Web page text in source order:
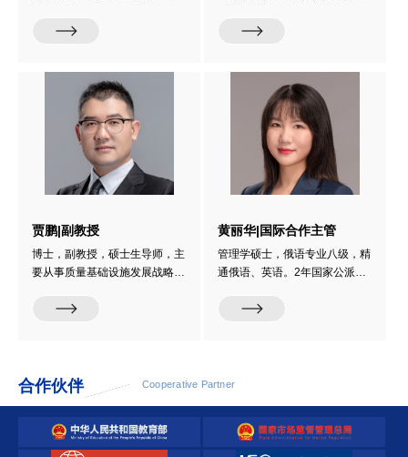
二十五年商检、检验检疫、海关
证、实验室认可等行业工作经
验；熟悉国际、国内消费品质量
安全监管和检测实验室质量保证
体系并创建玩具儿童用品国家级
检测专业实验室。获国务院政府
特殊津贴（2019）。...
技部、省部级重大科研项目，参
与制修订国家标准5项，参编行
业专著1部，为领域技术规范化
与标准化建设提供实践支撑。获
广东省仪器仪表中级工程师职
称，并持有检验检测资质认定
（CMA）内审员资格证书、国
防计量技术规范培训证书等
贾鹏|副教授
博士，副教授，硕士生导师，主
要从事质量基础设施发展战略、
剂研发及其标准化等研究。201
于深圳出入境检验检疫局，从事
进出境动物及其产品检验检疫。
关，从事新型冠状病毒和动物传
染病检测及实验室认证认可...
黄丽华|国际合作主管
管理学硕士，俄语专业八级，精
通俄语、英语。2年国家公派留
年国际标准化工作经验。曾负责
外标准制修订流程，特别是欧洲
点研发计划‘国家质量基础的共
性技术研究与应用...
合作伙伴 Cooperative Partner